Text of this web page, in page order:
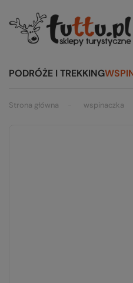
PODRÓŻE I TREKKING
Strona główna wspinaczka